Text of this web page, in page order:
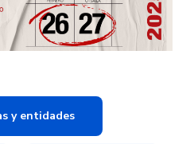
y entidades